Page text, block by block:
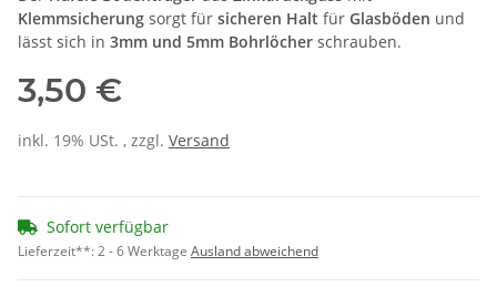
Klemmsicherung sorgt für sicheren Halt für Glasböden und
lässt sich in 3mm und 5mm Bohrlöcher schrauben.
3,50 €
inkl. 19% USt. , zzgl. Versand
Sofort verfügbar
Lieferzeit**:2 - 6 Werktage Ausland abweichend